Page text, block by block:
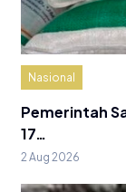
Nasional
Pemerintah
17…
2 Aug 2026